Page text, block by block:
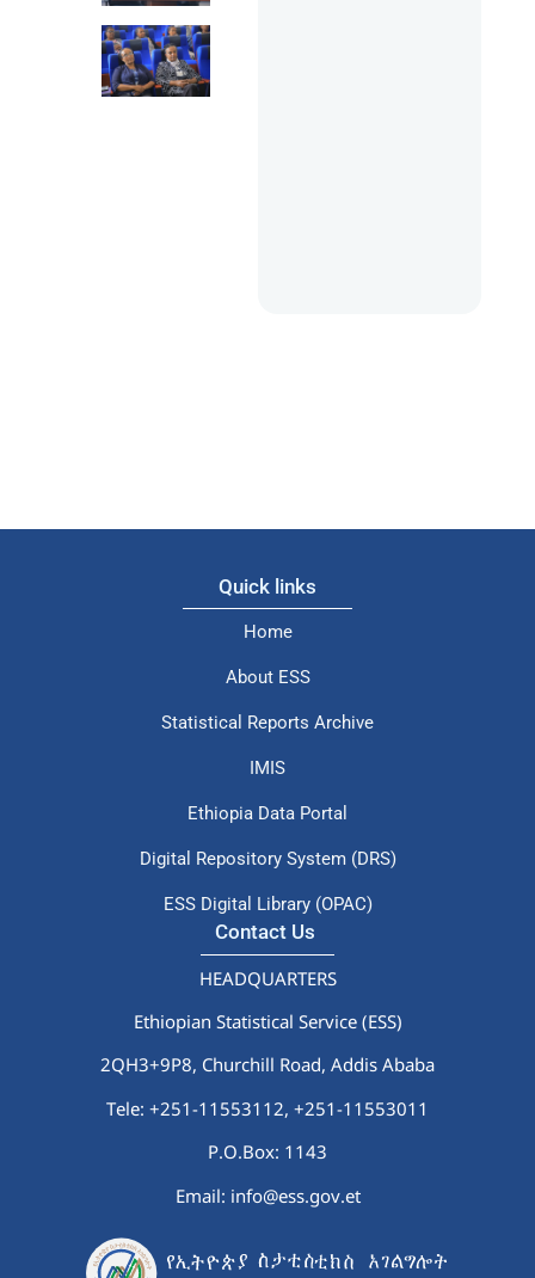
Quick links
Home
About ESS
Statistical Reports Archive
IMIS
Ethiopia Data Portal
Digital Repository System (DRS)
ESS Digital Library (OPAC)
Contact Us
HEADQUARTERS
Ethiopian Statistical Service (ESS)
2QH3+9P8, Churchill Road, Addis Ababa
Tele: +251-11553112, +251-11553011
P.O.Box: 1143
Email: info@ess.gov.et